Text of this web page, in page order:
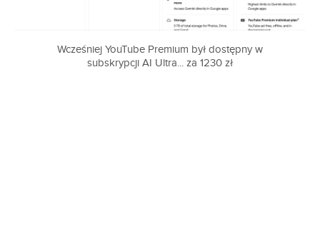
Wcześniej YouTube Premium był dostępny w
subskrypcji AI Ultra... za 1230 zł